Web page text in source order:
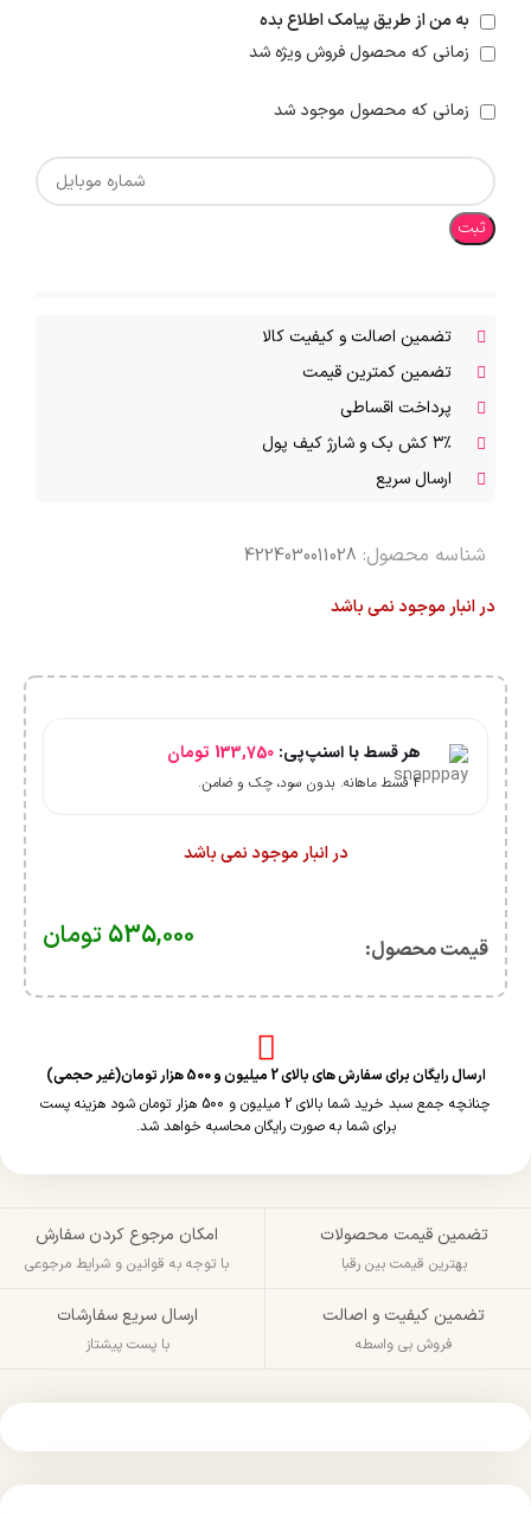
به من از طریق پیامک اطلاع بده
زمانی که محصول فروش ویژه شد
زمانی که محصول موجود شد
ثبت
تضمین اصالت و کیفیت کالا
تضمین کمترین قیمت
پرداخت اقساطی
۳٪ کش بک و شارژ کیف پول
ارسال سریع
شناسه محصول: 4224030011028
در انبار موجود نمی باشد
هر قسط با اسنپ‌پی: 133,750 تومان
۴ قسط ماهانه. بدون سود، چک و ضامن.
در انبار موجود نمی باشد
قیمت محصول:​ 535,000 تومان
ارسال رایگان برای سفارش های بالای 2 میلیون و 500 هزار تومان(غیر حجمی)
چنانچه جمع سبد خرید شما بالای 2 میلیون و 500 هزار تومان شود هزینه پست
برای شما به صورت رایگان محاسبه خواهد شد.
تضمین قیمت محصولات
بهترین قیمت بین رقبا
امکان مرجوع کردن سفارش
با توجه به قوانین و شرایط مرجوعی
تضمین کیفیت و اصالت
فروش بی واسطه
ارسال سریع سفارشات
با پست پیشتاز